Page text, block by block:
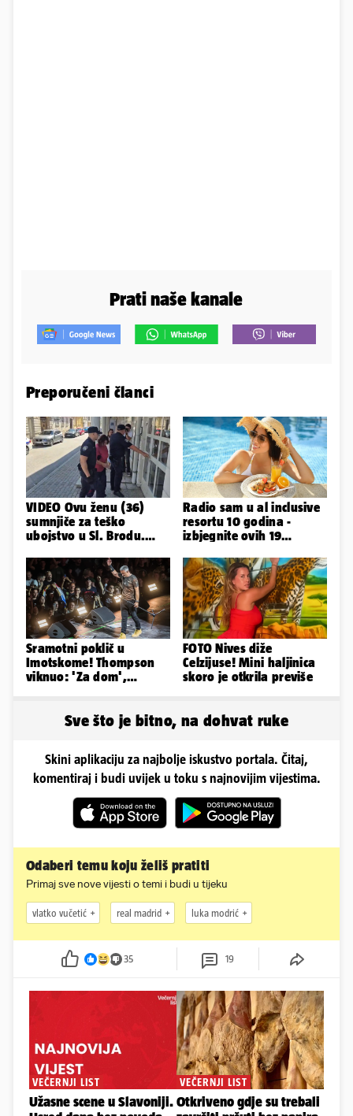
Prati naše kanale
Preporučeni članci
VIDEO Ovu ženu (36)
sumnjiče za teško
ubojstvo u Sl. Brodu.
ispitivanje
Radio sam u al inclusive
resortu 10 godina -
izbjegnite ovih 19
odmor
Sramotni poklič u
Imotskome! Thompson
viknuo: 'Za dom',
FOTO Nives diže
Celzijuse! Mini haljinica
skoro je otkrila previše
Sve što je bitno, na dohvat ruke
Skini aplikaciju za najbolje iskustvo portala. Čitaj,
komentiraj i budi uvijek u toku s najnovijim vijestima.
Odaberi temu koju želiš pratiti
Primaj sve nove vijesti o temi i budi u tijeku
vlatko vučetić real madrid luka modrić
35 19